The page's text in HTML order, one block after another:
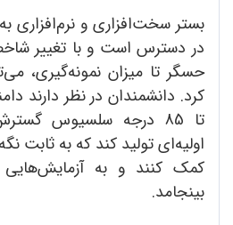
بستر سخت‌افزاری و نرم‌افزاری
در دسترس است و با تغییر
حسگر تا میزان نمونه‌گیری،
تا 85 درجه سلسیوس
اولیه‌ای تولید کند که به ثابت
کمک کنند و به آزمایش‌هایی
بینجامد.